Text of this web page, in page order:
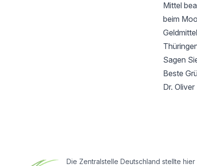
Mittel
beim
Sagen
Beste
Dr.
Die Zentralstelle Deutschland stellte